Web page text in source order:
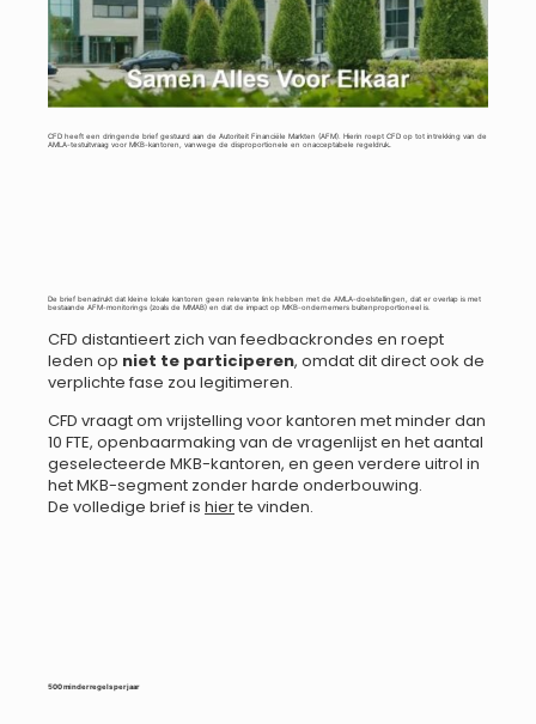
CFD heeft een dringende brief gestuurd aan de Autoriteit Financiële Markten (AFM). Hierin roept CFD op tot intrekking van de
AMLA-testuitvraag voor MKB-kantoren, vanwege de disproportionele en onacceptabele regeldruk
De brief benadrukt dat kleine lokale kantoren geen relevante link hebben met de AMLA-doelstellingen, dat er overlap is met
bestaande AFM-monitorings (zoals de MMAB) en dat de impact op MKB-ondernemers buitenproportioneel is.
CFD distantieert zich van feedbackrondes en roept
leden op niet te participeren, omdat dit direct ook de
verplichte fase zou legitimeren.
CFD vraagt om vrijstelling voor kantoren met minder dan
10 FTE, openbaarmaking van de vragenlijst en het aantal
geselecteerde MKB-kantoren, en geen verdere uitrol in
het MKB-segment zonder harde onderbouwing.
De volledige brief is hierte vinden.
500 minder regels per jaar